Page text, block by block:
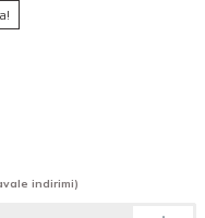
indirimi)